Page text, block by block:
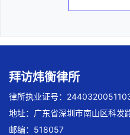
拜访炜衡律所
律所执业证号：
地址：广东省深圳市南山区科发
邮编：518057